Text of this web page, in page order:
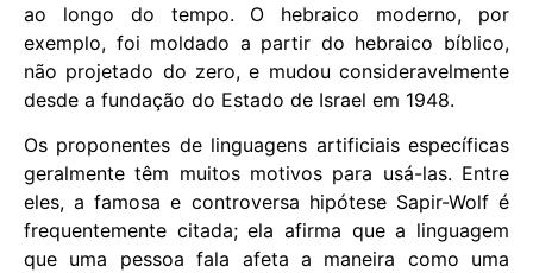
ao longo do tempo. O hebraico moderno, por
exemplo, foi moldado a partir do hebraico bíblico,
não projetado do zero, e mudou consideravelmente
desde a fundação do Estado de Israel em 1948.
Os proponentes de linguagens artificiais específicas
geralmente têm muitos motivos para usá-las. Entre
eles, a famosa e controversa hipótese Sapir-Wolf é
frequentemente citada; ela afirma que a linguagem
que uma pessoa fala afeta a maneira como uma